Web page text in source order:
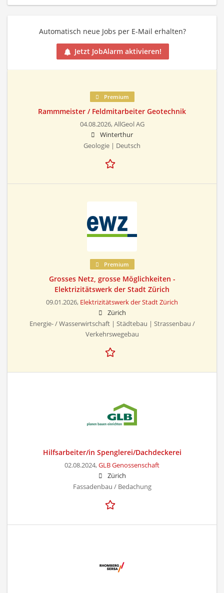
Automatisch neue Jobs per E-Mail erhalten?
Jetzt JobAlarm aktivieren!
Premium
Rammmeister / Feldmitarbeiter Geotechnik
04.08.2026,AllGeol AG
Winterthur
Geologie | Deutsch
Premium
Grosses Netz, grosse Möglichkeiten -
Elektrizitätswerk der Stadt Zürich
09.01.2026, Elektrizitätswerk der Stadt Zürich
Zürich
Energie- / Wasserwirtschaft | Städtebau | Strassenbau /
Verkehrswegebau
Hilfsarbeiter/in Spenglerei/Dachdeckerei
02.08.2024,GLB Genossenschaft
Zürich
Fassadenbau / Bedachung